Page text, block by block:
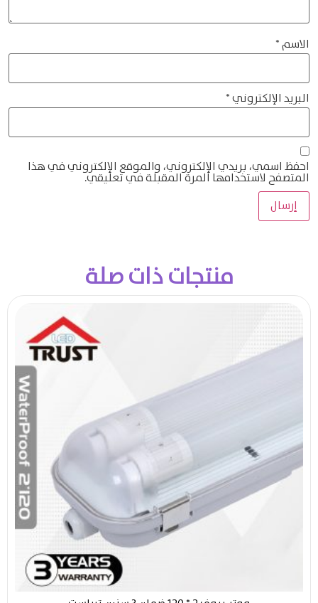
الاسم*
البريد الإلكتروني*
احفظ اسمي، بريدي الإلكتروني، والموقع الإلكتروني في هذا
المتصفح لاستخدامها المرة المقبلة في تعليقي.
منتجات ذات صلة